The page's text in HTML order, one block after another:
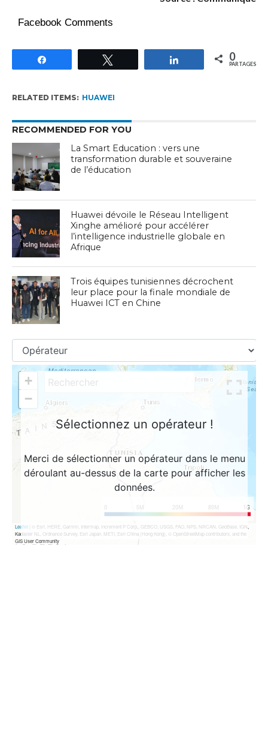
Facebook Comments
Partagez 0
PARTAGES
RELATED ITEMS: HUAWEI
RECOMMENDED FOR YOU
La Smart Education : vers une
transformation durable et souveraine
de l’éducation
Huawei dévoile le Réseau Intelligent
Xinghe amélioré pour accélérer
l’intelligence industrielle globale en
Afrique
Trois équipes tunisiennes décrochent
leur place pour la finale mondiale de
Huawei ICT en Chine